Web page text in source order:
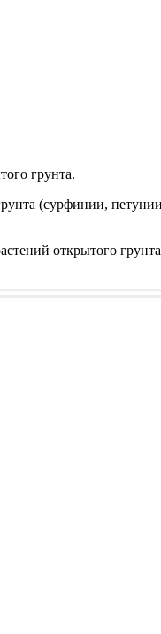
грунта.
(сурфинии,
открытого